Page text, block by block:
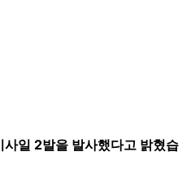
일 2발을 발사했다고 밝혔습